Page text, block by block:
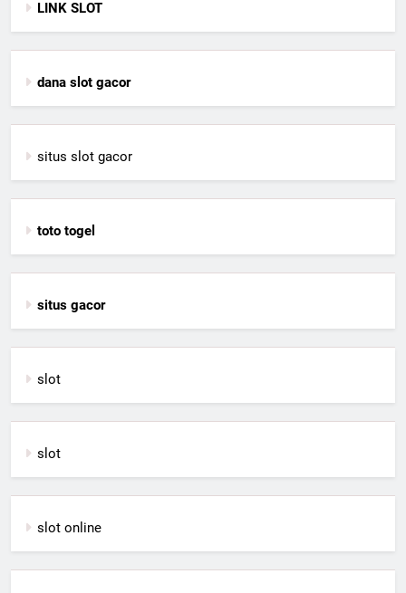
LINK SLOT
dana slot gacor
situs slot gacor
toto togel
situs gacor
slot
slot
slot online